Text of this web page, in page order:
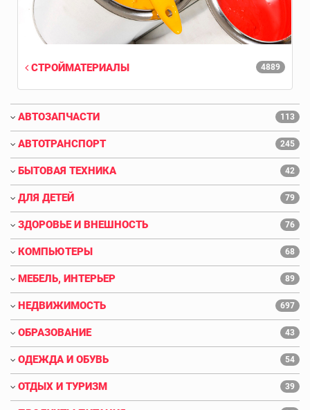
4889
СТРОЙМАТЕРИАЛЫ
АВТОЗАПЧАСТИ 113
АВТОТРАНСПОРТ 245
БЫТОВАЯ ТЕХНИКА 42
ДЛЯ ДЕТЕЙ 79
ЗДОРОВЬЕ И ВНЕШНОСТЬ 76
КОМПЬЮТЕРЫ 68
МЕБЕЛЬ, ИНТЕРЬЕР 89
НЕДВИЖИМОСТЬ 697
ОБРАЗОВАНИЕ 43
ОДЕЖДА И ОБУВЬ 54
ОТДЫХ И ТУРИЗМ 39